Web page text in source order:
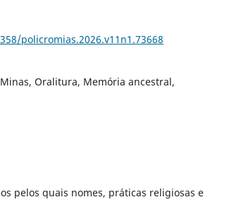
policromias.2026.v11n1.73668
Oralitura, Memória ancestral,
pelos quais nomes, práticas religiosas e